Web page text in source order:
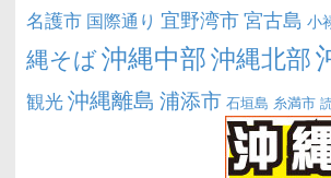
名護市 国際通り 宜野湾市宮古島 小
縄そば沖縄中部沖縄北部
観光沖縄離島 浦添市 石垣島 糸満市